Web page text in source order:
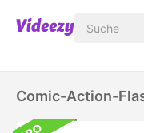
Comic-Action-